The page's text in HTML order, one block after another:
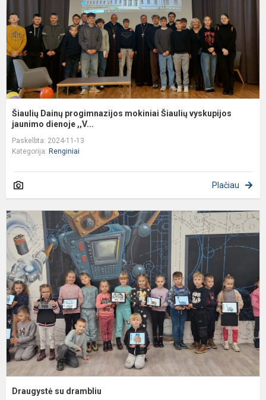
Šiaulių Dainų progimnazijos mokiniai Šiaulių vyskupijos
jaunimo dienoje ,,V...
Paskelbta: 2024-11-13
Kategorija: Renginiai
Plačiau
Draugystė su drambliu